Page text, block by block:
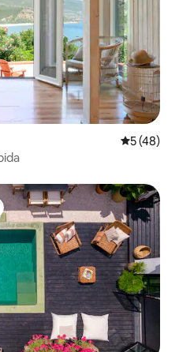
5 (48)
plus appréciés